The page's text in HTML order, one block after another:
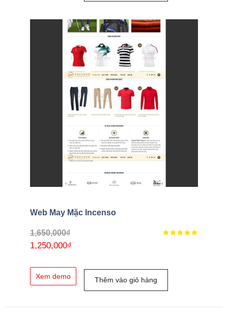
Web May Mặc Incenso
1,650,000₫
1,250,000₫
Xem demo Thêm vào giỏ hàng